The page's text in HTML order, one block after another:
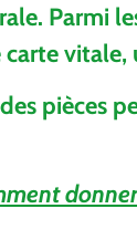
Parmi
carte
pièces